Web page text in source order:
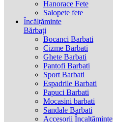
Hanorace Fete
Salopete fete
Încălțăminte
Bărbați
Bocanci Barbati
Cizme Barbati
Ghete Barbati
Pantofi Barbati
Sport Barbati
Espadrile Barbati
Papuci Barbati
Mocasini barbati
Sandale Barbati
Accesorii Încaltăminte